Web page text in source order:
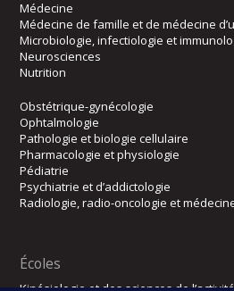
Médecine
Médecine de famille et de médecine
Microbiologie, infectiologie et
Neurosciences
Nutrition
Obstétrique-gynécologie
Ophtalmologie
Pathologie et biologie cellulaire
Pharmacologie et physiologie
Pédiatrie
Psychiatrie et d’addictologie
Radiologie, radio-oncologie et
Écoles